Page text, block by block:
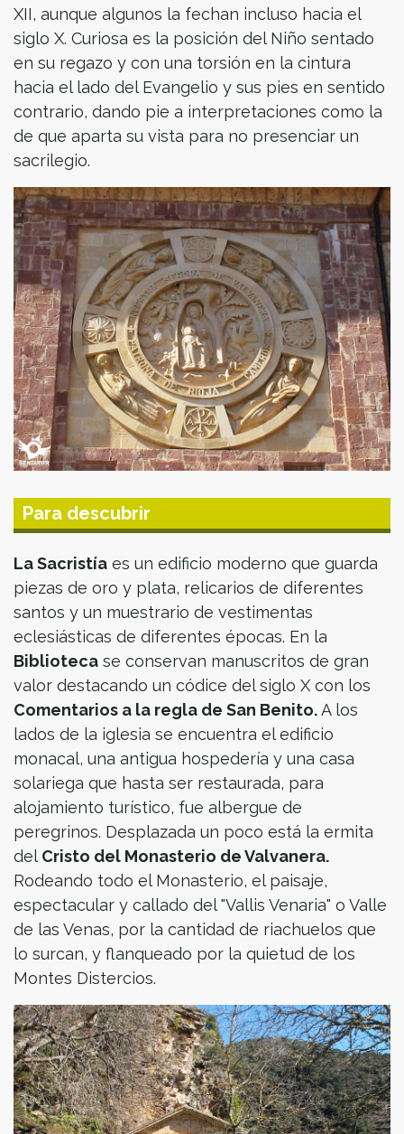
XII, aunque algunos la fechan incluso hacia el
siglo X. Curiosa es la posición del Niño sentado
en su regazo y con una torsión en la cintura
hacia el lado del Evangelio y sus pies en sentido
contrario, dando pie a interpretaciones como la
de que aparta su vista para no presenciar un
sacrilegio.
Para descubrir
La Sacristía es un edificio moderno que guarda
piezas de oro y plata, relicarios de diferentes
santos y un muestrario de vestimentas
eclesiásticas de diferentes épocas. En la
Biblioteca se conservan manuscritos de gran
valor destacando un códice del siglo X con los
Comentarios a la regla de San Benito.A los
lados de la iglesia se encuentra el edificio
monacal, una antigua hospedería y una casa
solariega que hasta ser restaurada, para
alojamiento turístico, fue albergue de
peregrinos. Desplazada un poco está la ermita
del Cristo del Monasterio de Valvanera.
Rodeando todo el Monasterio, el paisaje,
espectacular y callado del "Vallis Venaria" o Valle
de las Venas, por la cantidad de riachuelos que
lo surcan, y flanqueado por la quietud de los
Montes Distercios.